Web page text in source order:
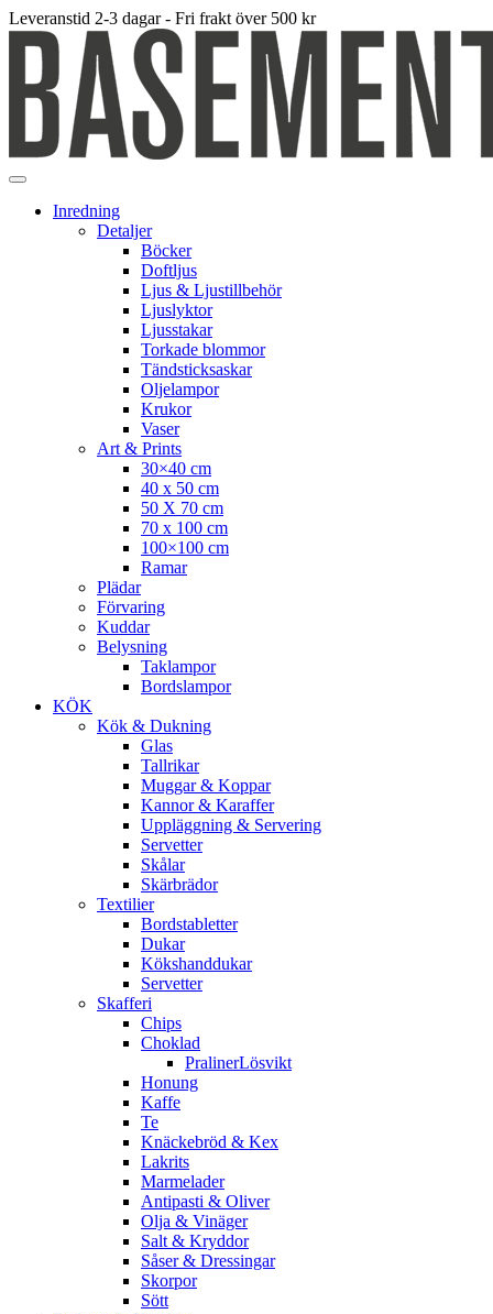
Leveranstid 2-3 dagar - Fri frakt över 500 kr
Inredning
Detaljer
Böcker
Doftljus
Ljus & Ljustillbehör
Ljuslyktor
Ljusstakar
Torkade blommor
Tändsticksaskar
Oljelampor
Krukor
Vaser
Art & Prints
30×40 cm
40 x 50 cm
50 X 70 cm
70 x 100 cm
100×100 cm
Ramar
Plädar
Förvaring
Kuddar
Belysning
Taklampor
Bordslampor
KÖK
Kök & Dukning
Glas
Tallrikar
Muggar & Koppar
Kannor & Karaffer
Uppläggning & Servering
Servetter
Skålar
Skärbrädor
Textilier
Bordstabletter
Dukar
Kökshanddukar
Servetter
Skafferi
Chips
Choklad
PralinerLösvikt
Honung
Kaffe
Te
Knäckebröd & Kex
Lakrits
Marmelader
Antipasti & Oliver
Olja & Vinäger
Salt & Kryddor
Såser & Dressingar
Skorpor
Sött